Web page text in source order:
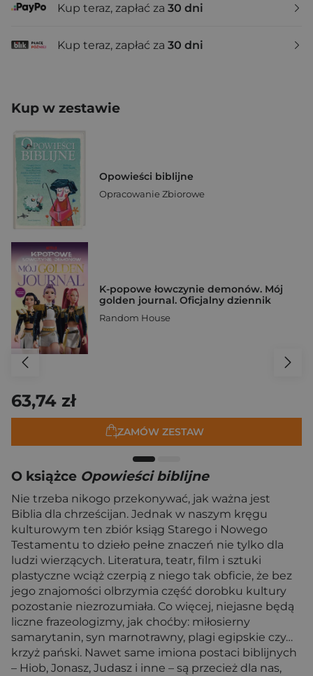
Kup teraz, zapłać za 30 dni
Kup teraz, zapłać za 30 dni
Kup w zestawie
Opowieści biblijne
Opracowanie Zbiorowe
K-popowe łowczynie demonów. Mój
golden journal. Oficjalny dziennik
Random House
63,74 zł
ZAMÓW ZESTAW
O książce Opowieści biblijne
Nie trzeba nikogo przekonywać, jak ważna jest
Biblia dla chrześcijan. Jednak w naszym kręgu
kulturowym ten zbiór ksiąg Starego i Nowego
Testamentu to dzieło pełne znaczeń nie tylko dla
ludzi wierzących. Literatura, teatr, film i sztuki
plastyczne wciąż czerpią z niego tak obficie, że bez
jego znajomości olbrzymia część dorobku kultury
pozostanie niezrozumiała. Co więcej, niejasne będą
liczne frazeologizmy, jak choćby: miłosierny
samarytanin, syn marnotrawny, plagi egipskie czy…
krzyż pański. Nawet same imiona postaci biblijnych
– Hiob, Jonasz, Judasz i inne – są przecież dla nas,